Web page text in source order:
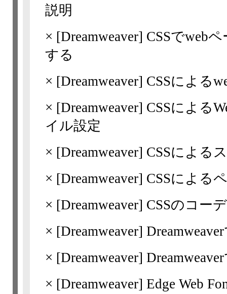
説明
× [Dreamweaver] CSSでweb
する
× [Dreamweaver] CSSによる
× [Dreamweaver] CSSによる
イル設定
× [Dreamweaver] CSSによる
× [Dreamweaver] CSSによる
× [Dreamweaver] CSSのコー
× [Dreamweaver]
× [Dreamweaver]
× [Dreamweaver] Edge Web